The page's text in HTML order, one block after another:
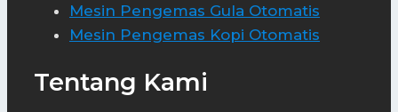
Mesin Pengemas Gula Otomatis
Mesin Pengemas Kopi Otomatis
Tentang Kami